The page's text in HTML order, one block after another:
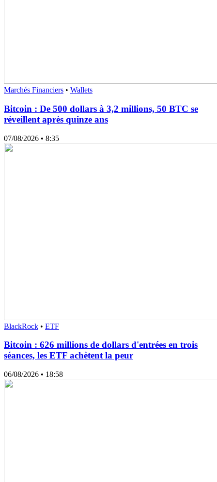
Marchés Financiers • Wallets
Bitcoin : De 500 dollars à 3,2 millions, 50 BTC se
réveillent après quinze ans
07/08/2026 • 8:35
BlackRock • ETF
Bitcoin : 626 millions de dollars d'entrées en trois
séances, les ETF achètent la peur
06/08/2026 • 18:58